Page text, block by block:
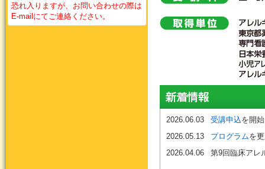
恐れ入りますが、お問い合わせの際は
E-mailにてご連絡ください。
2026.06.03 受講申込を開
2026.05.13
プログラムを
2026.04.06
第9回臨床アレ